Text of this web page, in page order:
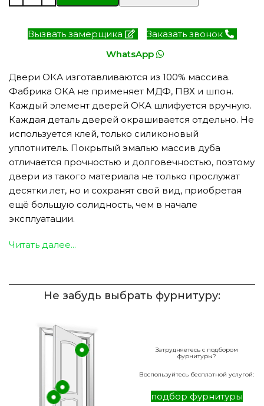
Вызвать замерщика
Заказать звонок
WhatsApp
Двери ОКА изготавливаются из 100% массива.
Фабрика ОКА не применяет МДФ, ПВХ и шпон.
Каждый элемент дверей ОКА шлифуется вручную.
Каждая деталь дверей окрашивается отдельно. Не
используется клей, только силиконовый
уплотнитель. Покрытый эмалью массив дуба
отличается прочностью и долговечностью, поэтому
двери из такого материала не только прослужат
десятки лет, но и сохранят свой вид, приобретая
ещё большую солидность, чем в начале
эксплуатации.
Читать далее...
Не забудь выбрать фурнитуру:
Затрудняетесь с подбором
фурнитуры?
Воспользуйтесь бесплатной услугой:
подбор фурнитуры